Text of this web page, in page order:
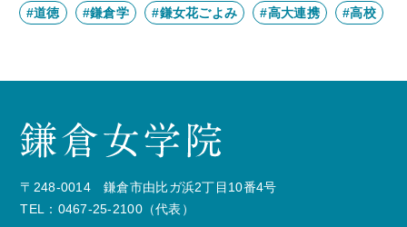
#道徳 #鎌倉学 #鎌女花ごよみ #高大連携 #高校
〒248-0014 鎌倉市由比ガ浜2丁目10番4号
TEL：0467-25-2100（代表）